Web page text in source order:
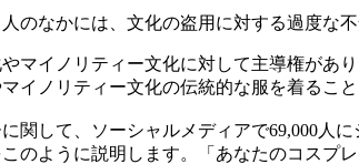
のなかには、文化の盗用に対する過度な
マイノリティー文化に対して主導権が
イノリティー文化の伝統的な服を着るこ
関して、ソーシャルメディアで69,000人
のように説明します。「あなたのコス